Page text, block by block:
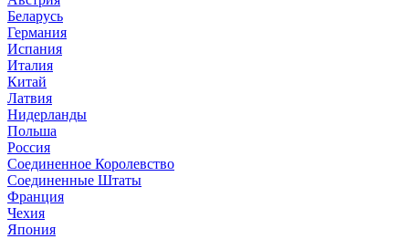
Беларусь
Германия
Испания
Италия
Китай
Латвия
Нидерланды
Польша
Россия
Соединенное Королевство
Соединенные Штаты
Франция
Чехия
Япония